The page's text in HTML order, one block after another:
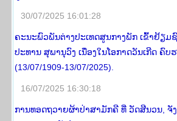
30/07/2025 16:01:28
ຄະນະພົວພັນຕ່າງປະເທດສູນກາງພັກ ເຂົ້າຢ້ຽ
ປະທານ ສຸພານຸວົງ ເນື່ອງໃນໂອກາດວັນເກີດ ຄົບ
(13/07/1909-13/07/2025).
16/07/2025 16:30:18
ການທອດຖວາຍຜ້າປ່າສາມັກຄີ ທີ່ ວັດສີນວນ, ຈັ